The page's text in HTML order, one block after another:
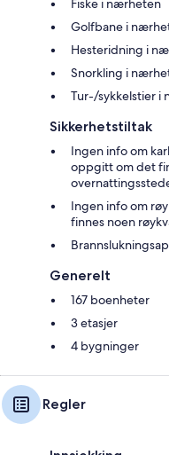
Fiske i nærheten
Golfbane i
Hesteridning i
Snorkling i
Tur-/sykkelstier i
Sikkerhetstiltak
Ingen info om
oppgitt om det
Ingen info om
finnes noen
Generelt
167 boenheter
3 etasjer
4 bygninger
Regler